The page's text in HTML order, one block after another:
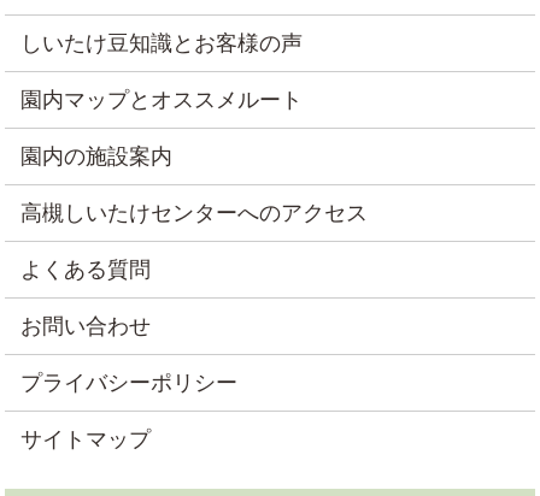
しいたけ豆知識とお客様の声
園内マップとオススメルート
園内の施設案内
高槻しいたけセンターへのアクセス
よくある質問
お問い合わせ
プライバシーポリシー
サイトマップ